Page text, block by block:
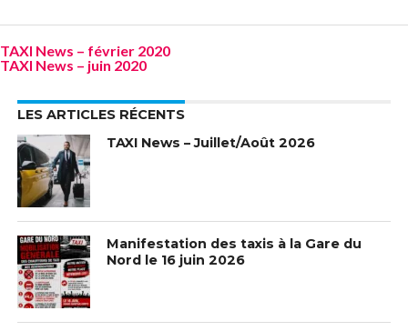
TAXI News – février 2020
TAXI News – juin 2020
LES ARTICLES RÉCENTS
TAXI News – Juillet/Août 2026
Manifestation des taxis à la Gare du
Nord le 16 juin 2026